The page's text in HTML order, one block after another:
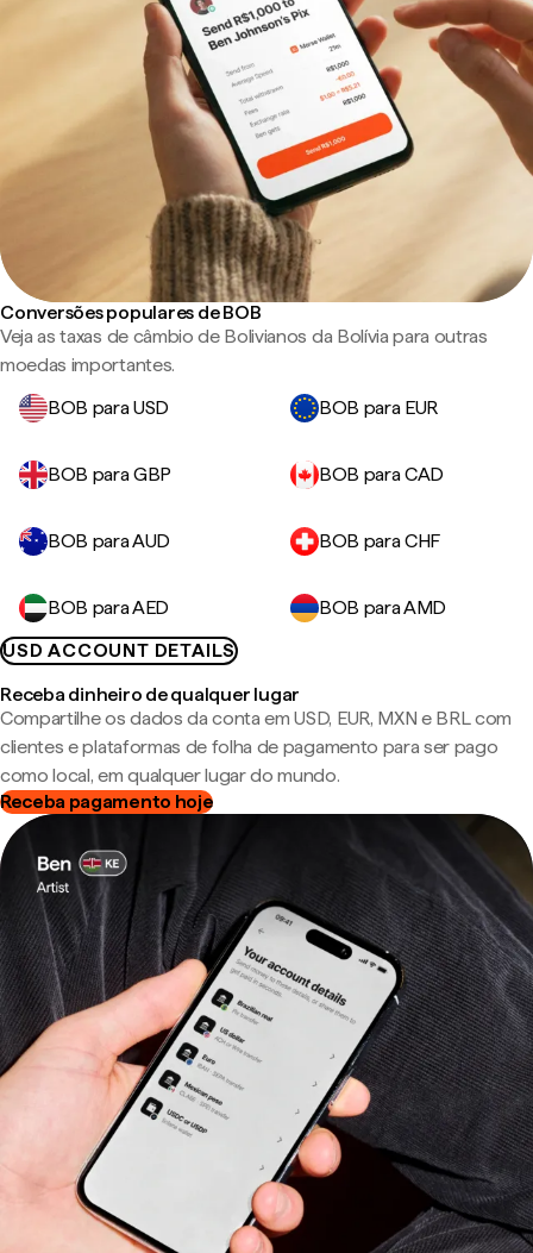
Conversões populares de BOB
Veja as taxas de câmbio de Bolivianos da Bolívia para outras
moedas importantes.
BOB para USD
BOB para EUR
BOB para GBP BOB para CAD
BOB para AUD BOB para CHF
BOB para AED
BOB para AMD
USD ACCOUNT DETAILS
Receba dinheiro de qualquer lugar
Compartilhe os dados da conta em USD, EUR, MXN e BRL com
clientes e plataformas de folha de pagamento para ser pago
como local, em qualquer lugar do mundo.
Receba pagamento hoje